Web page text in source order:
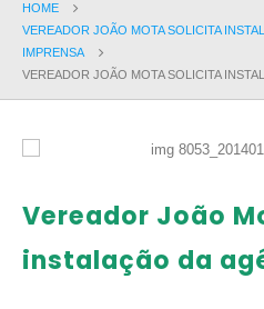
HOME
VEREADOR JOÃO MOTA SOLICITA
IMPRENSA
VEREADOR JOÃO MOTA SOLICITA
Vereador João
instalação da